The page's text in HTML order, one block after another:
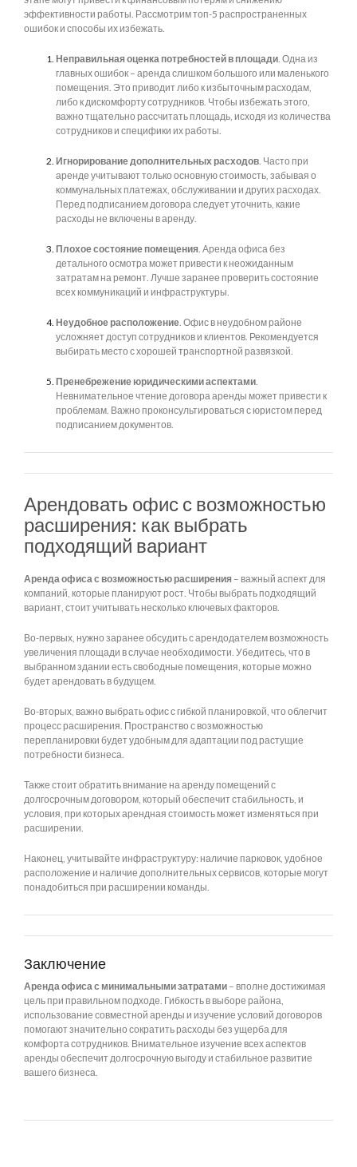
эффективности работы. Рассмотрим топ-5 распространенных
ошибок и способы их избежать.
Неправильная оценка потребностей в площади. Одна из
главных ошибок – аренда слишком большого или маленького
помещения. Это приводит либо к избыточным расходам,
либо к дискомфорту сотрудников. Чтобы избежать этого,
важно тщательно рассчитать площадь, исходя из количества
сотрудников и специфики их работы.
Игнорирование дополнительных расходов. Часто при
аренде учитывают только основную стоимость, забывая о
коммунальных платежах, обслуживании и других расходах.
Перед подписанием договора следует уточнить, какие
расходы не включены в аренду.
Плохое состояние помещения. Аренда офиса без
детального осмотра может привести к неожиданным
затратам на ремонт. Лучше заранее проверить состояние
всех коммуникаций и инфраструктуры.
Неудобное расположение. Офис в неудобном районе
усложняет доступ сотрудников и клиентов. Рекомендуется
выбирать место с хорошей транспортной развязкой.
Пренебрежение юридическими аспектами.
Невнимательное чтение договора аренды может привести к
проблемам. Важно проконсультироваться с юристом перед
подписанием документов.
Арендовать офис с возможностью
расширения: как выбрать
подходящий вариант
Аренда офиса с возможностью расширения – важный аспект для
компаний, которые планируют рост. Чтобы выбрать подходящий
вариант, стоит учитывать несколько ключевых факторов.
Во-первых, нужно заранее обсудить с арендодателем возможность
увеличения площади в случае необходимости. Убедитесь, что в
выбранном здании есть свободные помещения, которые можно
будет арендовать в будущем.
Во-вторых, важно выбрать офис с гибкой планировкой, что облегчит
процесс расширения. Пространство с возможностью
перепланировки будет удобным для адаптации под растущие
потребности бизнеса.
Также стоит обратить внимание на аренду помещений с
долгосрочным договором, который обеспечит стабильность, и
условия, при которых арендная стоимость может изменяться при
расширении.
Наконец, учитывайте инфраструктуру: наличие парковок, удобное
расположение и наличие дополнительных сервисов, которые могут
понадобиться при расширении команды.
Заключение
Аренда офиса с минимальными затратами – вполне достижимая
цель при правильном подходе. Гибкость в выборе района,
использование совместной аренды и изучение условий договоров
помогают значительно сократить расходы без ущерба для
комфорта сотрудников. Внимательное изучение всех аспектов
аренды обеспечит долгосрочную выгоду и стабильное развитие
вашего бизнеса.